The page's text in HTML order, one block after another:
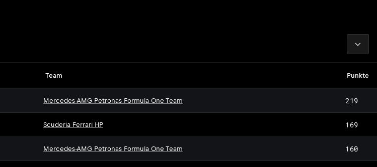
Team Punkte
Mercedes-AMG Petronas Formula One Team 219
Scuderia Ferrari HP 169
Mercedes-AMG Petronas Formula One Team 160